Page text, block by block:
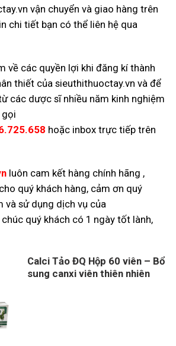
vận chuyển và giao hàng trên
chi tiết bạn có thể liên hệ qua
về các quyền lợi khi đăng kí thành
thiết của sieuthithuoctay.vn và để
các dược sĩ nhiều năm kinh nghiệm
hoặc inbox trực tiếp trên
luôn cam kết hàng chính hãng ,
quý khách hàng, cảm ơn quý
và sử dụng dịch vụ của
quý khách có 1 ngày tốt lành,
Calci Tảo ĐQ Hộp 60 viên – Bổ
sung canxi viên thiên nhiên